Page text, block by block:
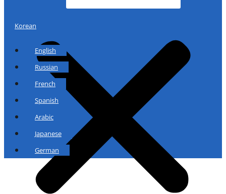
Korean
English
Russian
French
Spanish
Arabic
Japanese
German